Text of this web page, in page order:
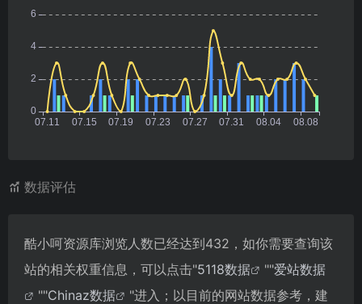
数据评估
酷小呵资源库浏览人数已经达到432，如你需要查询该
站的相关权重信息，可以点击"5118数据 ""爱站数据
""Chinaz数据
"进入；以目前的网站数据参考，建